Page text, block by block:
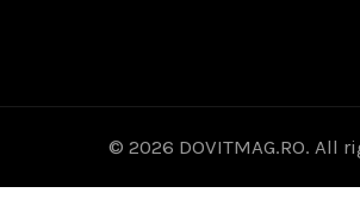
© 2026 DOVITMAG.RO. All